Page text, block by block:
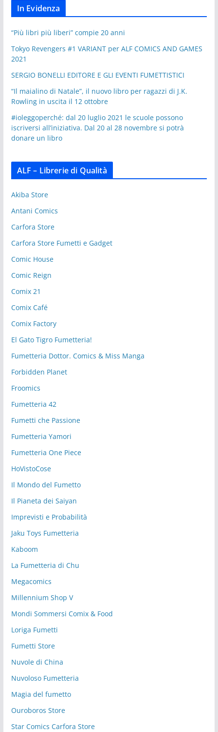
In Evidenza
“Più libri più liberi” compie 20 anni
Tokyo Revengers #1 VARIANT per ALF COMICS AND GAMES
2021
SERGIO BONELLI EDITORE E GLI EVENTI FUMETTISTICI
“Il maialino di Natale”, il nuovo libro per ragazzi di J.K.
Rowling in uscita il 12 ottobre
#ioleggoperché: dal 20 luglio 2021 le scuole possono
iscriversi all’iniziativa. Dal 20 al 28 novembre si potrà
donare un libro
ALF – Librerie di Qualità
Akiba Store
Antani Comics
Carfora Store
Carfora Store Fumetti e Gadget
Comic House
Comic Reign
Comix 21
Comix Café
Comix Factory
El Gato Tigro Fumetteria!
Fumetteria Dottor. Comics & Miss Manga
Forbidden Planet
Froomics
Fumetteria 42
Fumetti che Passione
Fumetteria Yamori
Fumetteria One Piece
HoVistoCose
Il Mondo del Fumetto
Il Pianeta dei Saiyan
Imprevisti e Probabilità
Jaku Toys Fumetteria
Kaboom
La Fumetteria di Chu
Megacomics
Millennium Shop V
Mondi Sommersi Comix & Food
Loriga Fumetti
Fumetti Store
Nuvole di China
Nuvoloso Fumetteria
Magia del fumetto
Ouroboros Store
Star Comics Carfora Store